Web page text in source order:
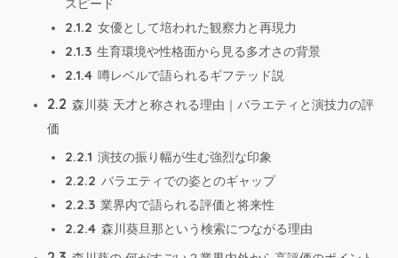
スピード
2.1.2 女優として培われた観察力と再現力
2.1.3 生育環境や性格面から見る多才さの背景
2.1.4 噂レベルで語られるギフテッド説
2.2 森川葵 天才と称される理由｜バラエティと演技力の評
価
2.2.1 演技の振り幅が生む強烈な印象
2.2.2 バラエティでの姿とのギャップ
2.2.3 業界内で語られる評価と将来性
2.2.4 森川葵旦那という検索につながる理由